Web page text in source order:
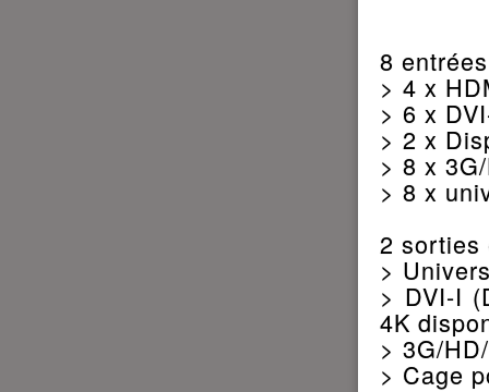
8
> 4 x
> 6 x
> 2 x
> 8 x
> 8 x
2 sorties
>
> DVI-I
4K
> 3G/
> Cage